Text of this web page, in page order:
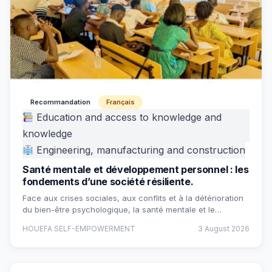
Recommandation Français
Education and access to knowledge and
knowledge
Engineering, manufacturing and construction
Santé mentale et développement personnel : les
fondements d’une société résiliente.
Face aux crises sociales, aux conflits et à la détérioration
du bien-être psychologique, la santé mentale et le…
HOUEFA SELF-EMPOWERMENT 3 August 2026